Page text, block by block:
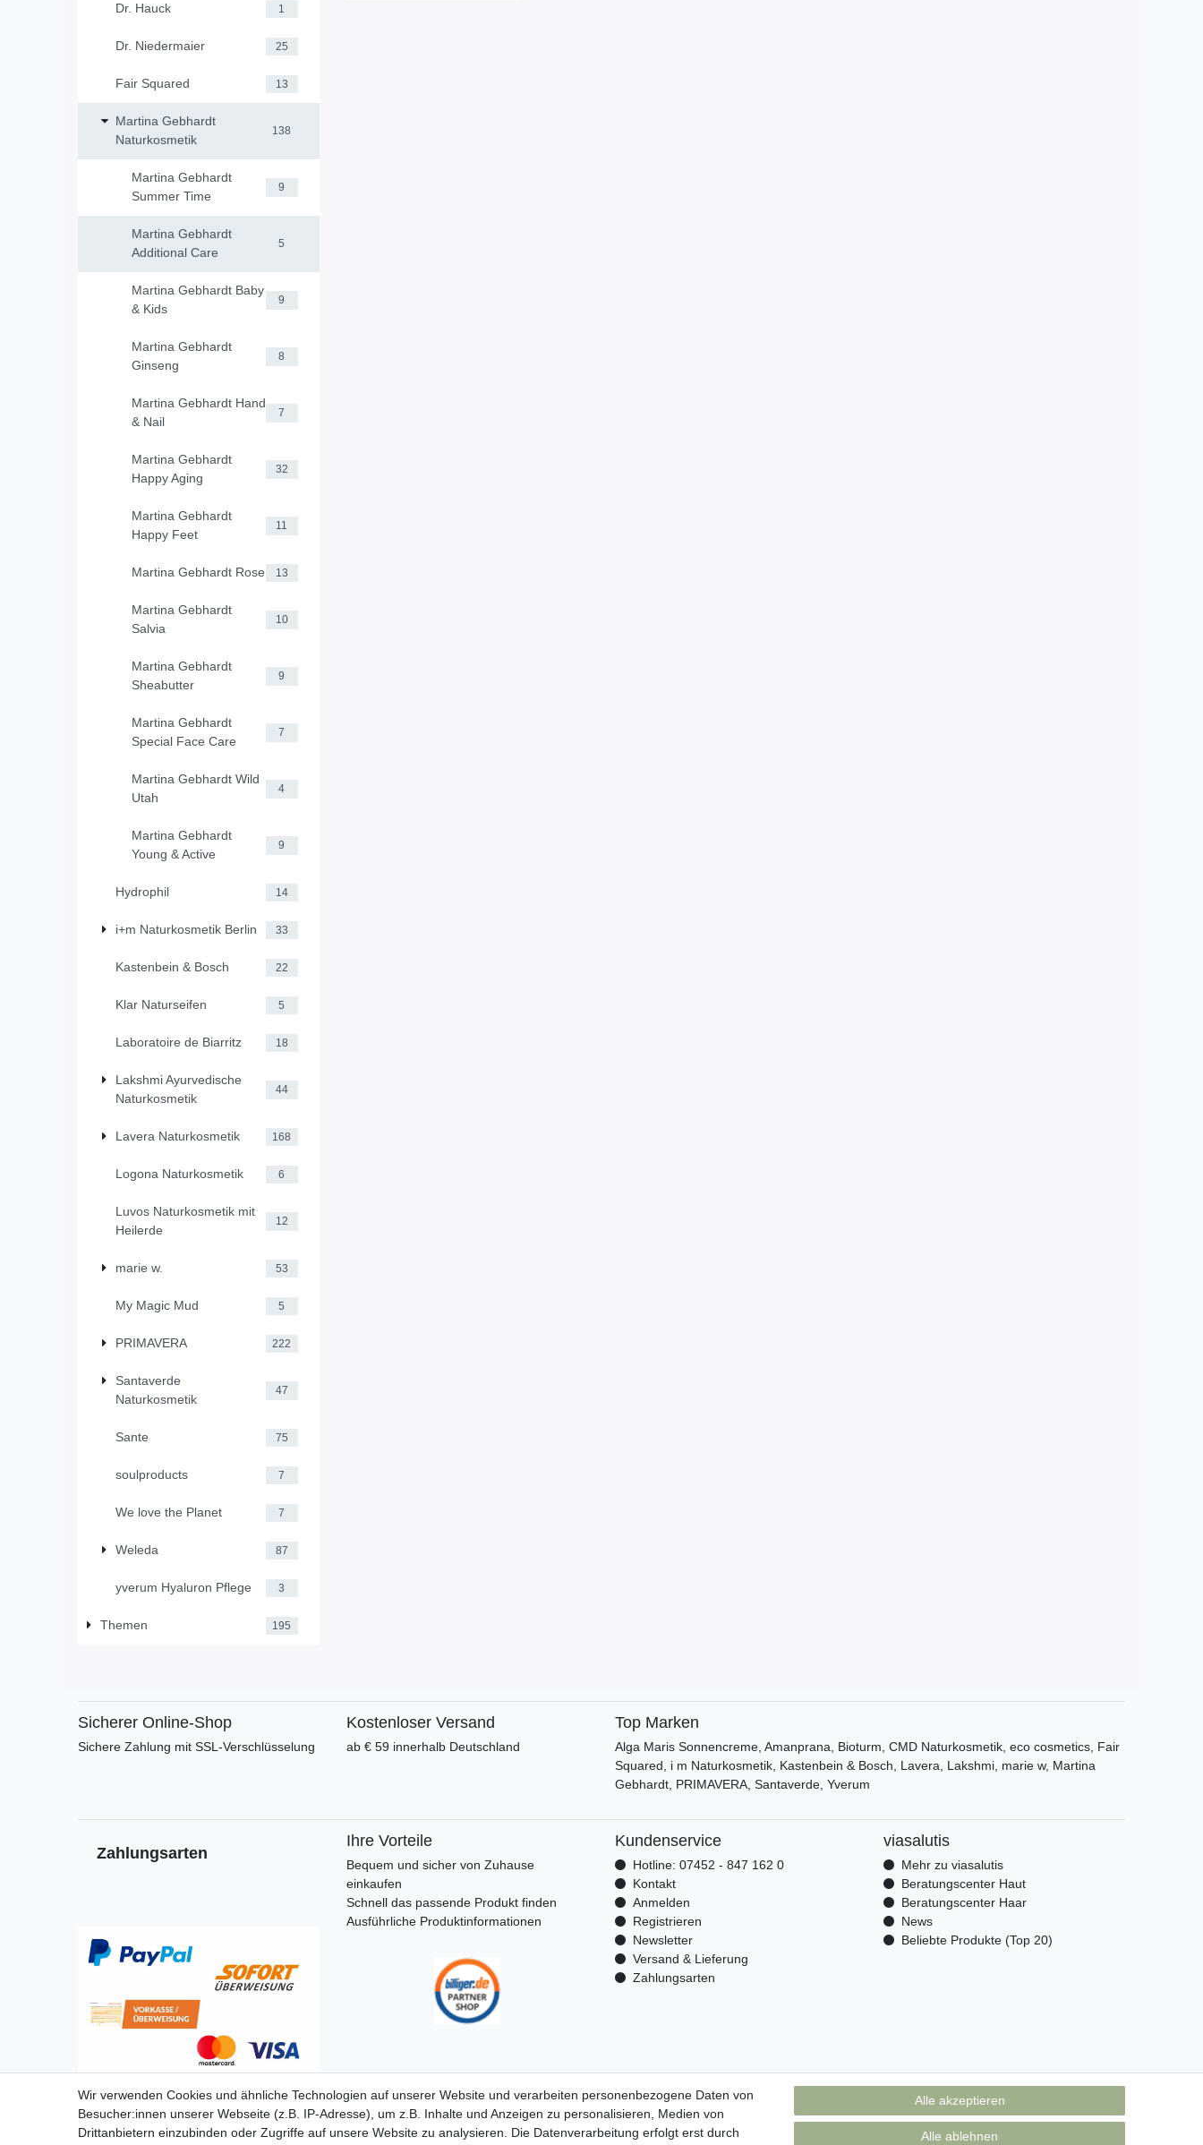
Dr. Hauck 1
Dr. Niedermaier 25
Fair Squared 13
Martina Gebhardt
Naturkosmetik
138
Martina Gebhardt
Summer Time
9
Martina Gebhardt
Additional Care
5
Martina Gebhardt Baby
& Kids
9
Martina Gebhardt
Ginseng
8
Martina Gebhardt Hand
& Nail
7
Martina Gebhardt
Happy Aging
32
Martina Gebhardt
Happy Feet
11
Martina Gebhardt Rose 13
Martina Gebhardt
Salvia
10
Martina Gebhardt
Sheabutter
9
Martina Gebhardt
Special Face Care
7
Martina Gebhardt Wild
Utah
4
Martina Gebhardt
Young & Active
9
Hydrophil 14
i+m Naturkosmetik Berlin 33
Kastenbein & Bosch 22
Klar Naturseifen 5
Laboratoire de Biarritz 18
Lakshmi Ayurvedische
Naturkosmetik
44
Lavera Naturkosmetik 168
Logona Naturkosmetik 6
Luvos Naturkosmetik mit
Heilerde
12
marie w. 53
My Magic Mud 5
PRIMAVERA 222
Santaverde
Naturkosmetik
47
Sante 75
soulproducts 7
We love the Planet 7
Weleda 87
yverum Hyaluron Pflege 3
Themen 195
Sicherer Online-Shop
Sichere Zahlung mit SSL-Verschlüsselung
Kostenloser Versand
ab € 59 innerhalb Deutschland
Top Marken
Alga Maris Sonnencreme, Amanprana, Bioturm, CMD Naturkosmetik, eco cosmetics, Fair
Squared, i m Naturkosmetik, Kastenbein & Bosch, Lavera, Lakshmi, marie w, Martina
Gebhardt, PRIMAVERA, Santaverde, Yverum
Zahlungsarten
Ihre Vorteile
Bequem und sicher von Zuhause
einkaufen
Schnell das passende Produkt finden
Ausführliche Produktinformationen
Kundenservice
Hotline: 07452 - 847 162 0
Kontakt
Anmelden
Registrieren
Newsletter
Versand & Lieferung
Zahlungsarten
viasalutis
Mehr zu viasalutis
Beratungscenter Haut
Beratungscenter Haar
News
Beliebte Produkte (Top 20)
Wir verwenden Cookies und ähnliche Technologien auf unserer Website und verarbeiten personenbezogene Daten von
Besucher:innen unserer Webseite (z.B. IP-Adresse), um z.B. Inhalte und Anzeigen zu personalisieren, Medien von
Drittanbietern einzubinden oder Zugriffe auf unsere Website zu analysieren. Die Datenverarbeitung erfolgt erst durch
Alle akzeptieren
Alle ablehnen